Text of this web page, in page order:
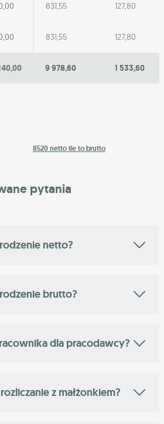
831,55 127,80
831,55 127,80
9 978,60 1 533,60
8520 netto ile to brutto
pytania
netto?
brutto?
dla pracodawcy?
z małżonkiem?